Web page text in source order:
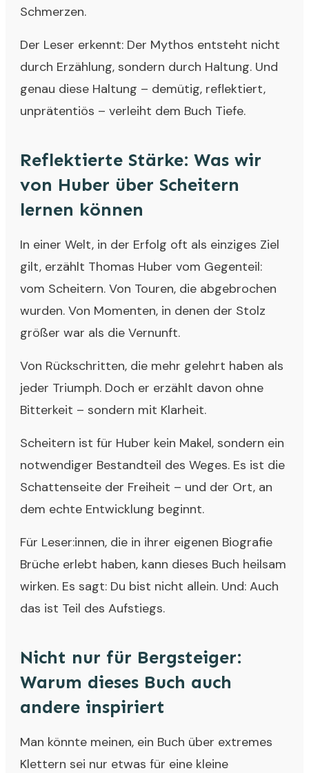
Schmerzen.
Der Leser erkennt: Der Mythos entsteht nicht
durch Erzählung, sondern durch Haltung. Und
genau diese Haltung – demütig, reflektiert,
unprätentiös – verleiht dem Buch Tiefe.
Reflektierte Stärke: Was wir
von Huber über Scheitern
lernen können
In einer Welt, in der Erfolg oft als einziges Ziel
gilt, erzählt Thomas Huber vom Gegenteil:
vom Scheitern. Von Touren, die abgebrochen
wurden. Von Momenten, in denen der Stolz
größer war als die Vernunft.
Von Rückschritten, die mehr gelehrt haben als
jeder Triumph. Doch er erzählt davon ohne
Bitterkeit – sondern mit Klarheit.
Scheitern ist für Huber kein Makel, sondern ein
notwendiger Bestandteil des Weges. Es ist die
Schattenseite der Freiheit – und der Ort, an
dem echte Entwicklung beginnt.
Für Leser:innen, die in ihrer eigenen Biografie
Brüche erlebt haben, kann dieses Buch heilsam
wirken. Es sagt: Du bist nicht allein. Und: Auch
das ist Teil des Aufstiegs.
Nicht nur für Bergsteiger:
Warum dieses Buch auch
andere inspiriert
Man könnte meinen, ein Buch über extremes
Klettern sei nur etwas für eine kleine